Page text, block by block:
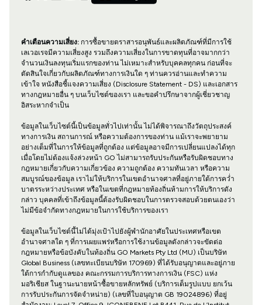
คำเตือนความเสี่ยง:การซื้อขายตราสารอนุพันธ์และผลิตภัณฑ์ที่มีการใช้
เลเวอเรจมีความเสี่ยงสูง รวมถึงความเสี่ยงในการขาดทุนที่อาจมากกว่า
จำนวนเงินลงทุนเริ่มแรกของท่าน ไม่เหมาะสำหรับบุคคลทุกคน ก่อนที่จะ
ตัดสินใจเกี่ยวกับผลิตภัณฑ์ทางการเงินใด ๆ ท่านควรอ่านและทำความ
เข้าใจ หนังสือชี้แจงความเสี่ยง (Disclosure Statement - DS) และเอกสาร
ทางกฎหมายอื่น ๆ บนเว็บไซต์ของเรา และขอคำปรึกษาจากผู้เชี่ยวชาญ
อิสระหากจำเป็น
ข้อมูลในเว็บไซต์นี้เป็นข้อมูลทั่วไปเท่านั้น ไม่ได้พิจารณาถึงวัตถุประสงค์
ทางการเงิน สถานการณ์ หรือความต้องการของท่าน แม้เราจะพยายาม
อย่างเต็มที่ในการให้ข้อมูลที่ถูกต้อง แต่ข้อมูลอาจมีการเปลี่ยนแปลงได้ทุก
เมื่อโดยไม่ต้องแจ้งล่วงหน้า GO ไม่สามารถรับประกันหรือรับผิดชอบทาง
กฎหมายเกี่ยวกับความเกี่ยวข้อง ความถูกต้อง ความทันเวลา หรือความ
สมบูรณ์ของข้อมูล เราไม่ให้บริการในเขตอำนาจศาลที่อยู่ภายใต้การคว่ำ
บาตรระหว่างประเทศ หรือในเขตที่กฎหมายท้องถิ่นห้ามการให้บริการดัง
กล่าว บุคคลที่เข้าถึงข้อมูลนี้ต้องรับผิดชอบในการตรวจสอบด้วยตนเองว่า
ไม่มีข้อจำกัดทางกฎหมายในการใช้บริการของเรา
ข้อมูลในเว็บไซต์นี้ไม่ได้มุ่งเป้าไปยังผู้พำนักอาศัยในประเทศหรือเขต
อำนาจศาลใด ๆ ที่การเผยแพร่หรือการใช้งานข้อมูลดังกล่าวจะขัดต่อ
กฎหมายหรือข้อบังคับในท้องถิ่น GO Markets Pty Ltd (MU) เป็นบริษัท
Global Business (เลขทะเบียนบริษัท 170969) ที่ได้รับอนุญาตและอยู่ภาย
ใต้การกำกับดูแลของ คณะกรรมการบริการทางการเงิน (FSC) แห่ง
มอริเชียส ในฐานะนายหน้าซื้อขายหลักทรัพย์ (บริการเต็มรูปแบบ ยกเว้น
การรับประกันการจัดจำหน่าย) (เลขที่ใบอนุญาต GB 19024896) ที่อยู่